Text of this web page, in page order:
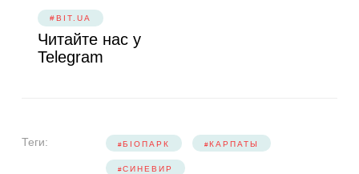
#BIT.UA
Читайте нас у
Telegram
Теги: БІОПАРК КАРПАТЫ
СИНЕВИР